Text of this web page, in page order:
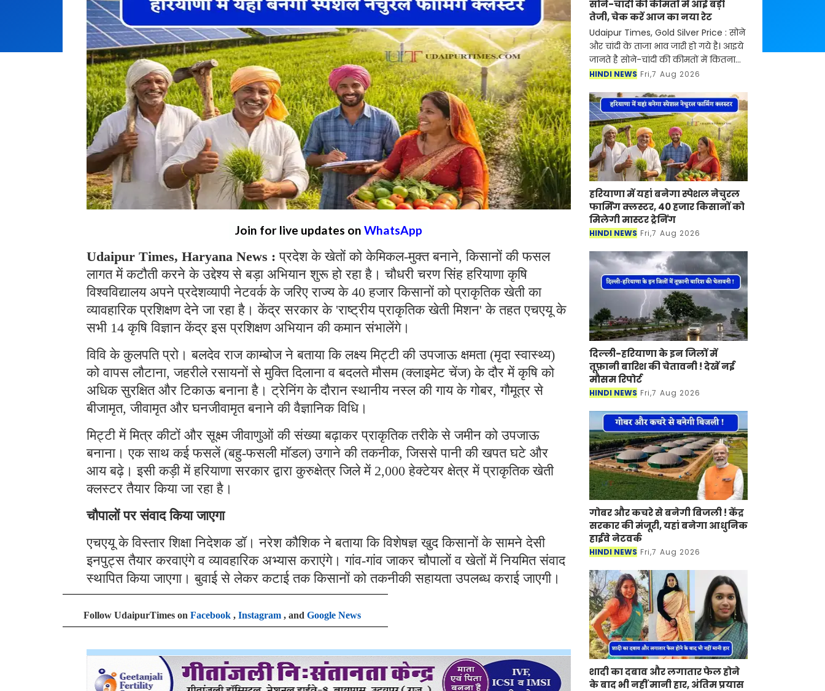
Join for live updates on WhatsApp
Udaipur Times, Haryana News :प्रदेश के खेतों को केमिकल-मुक्त बनाने, किसानों की फसल
लागत में कटौती करने के उद्देश्य से बड़ा अभियान शुरू हो रहा है। चौधरी चरण सिंह हरियाणा कृषि
विश्वविद्यालय अपने प्रदेशव्यापी नेटवर्क के जरिए राज्य के 40 हजार किसानों को प्राकृतिक खेती का
व्यावहारिक प्रशिक्षण देने जा रहा है। केंद्र सरकार के 'राष्ट्रीय प्राकृतिक खेती मिशन' के तहत एचएयू के
सभी 14 कृषि विज्ञान केंद्र इस प्रशिक्षण अभियान की कमान संभालेंगे।
विवि के कुलपति प्रो। बलदेव राज काम्बोज ने बताया कि लक्ष्य मिट्टी की उपजाऊ क्षमता (मृदा स्वास्थ्य)
को वापस लौटाना, जहरीले रसायनों से मुक्ति दिलाना व बदलते मौसम (क्लाइमेट चेंज) के दौर में कृषि को
अधिक सुरक्षित और टिकाऊ बनाना है। ट्रेनिंग के दौरान स्थानीय नस्ल की गाय के गोबर, गौमूत्र से
बीजामृत, जीवामृत और घनजीवामृत बनाने की वैज्ञानिक विधि।
मिट्टी में मित्र कीटों और सूक्ष्म जीवाणुओं की संख्या बढ़ाकर प्राकृतिक तरीके से जमीन को उपजाऊ
बनाना। एक साथ कई फसलें (बहु-फसली मॉडल) उगाने की तकनीक, जिससे पानी की खपत घटे और
आय बढ़े। इसी कड़ी में हरियाणा सरकार द्वारा कुरुक्षेत्र जिले में 2,000 हेक्टेयर क्षेत्र में प्राकृतिक खेती
क्लस्टर तैयार किया जा रहा है।
चौपालों पर संवाद किया जाएगा
एचएयू के विस्तार शिक्षा निदेशक डॉ। नरेश कौशिक ने बताया कि विशेषज्ञ खुद किसानों के सामने देसी
इनपुट्स तैयार करवाएंगे व व्यावहारिक अभ्यास कराएंगे। गांव-गांव जाकर चौपालों व खेतों में नियमित संवाद
स्थापित किया जाएगा। बुवाई से लेकर कटाई तक किसानों को तकनीकी सहायता उपलब्ध कराई जाएगी।
Follow UdaipurTimes on Facebook , Instagram , and Google News
सोने-चांदी की कीमतों में आई बड़ी
तेजी, चेक करें आज का नया रेट
Udaipur Times, Gold Silver Price : सोने
और चांदी के ताजा भाव जारी हो गये है। आइये
जानते है सोने-चांदी की कीमतों में कितना
बदलाव आया है। आज शुक्रवार, 7 अगस्त को
HINDI NEWS Fri,7 Aug 2026
हरियाणा में यहां बनेगा स्पेशल नेचुरल
फार्मिंग क्लस्टर, 40 हजार किसानों को
मिलेगी मास्टर ट्रेनिंग
HINDI NEWS Fri,7 Aug 2026
दिल्ली-हरियाणा के इन जिलों में
तूफ़ानी बारिश की चेतावनी ! देखें नई
मौसम रिपोर्ट
HINDI NEWS Fri,7 Aug 2026
गोबर और कचरे से बनेगी बिजली ! केंद्र
सरकार की मंजूरी, यहां बनेगा आधुनिक
हाईवे नेटवर्क
HINDI NEWS Fri,7 Aug 2026
शादी का दबाव और लगातार फेल होने
के बाद भी नहीं मानी हार, अंतिम प्रयास